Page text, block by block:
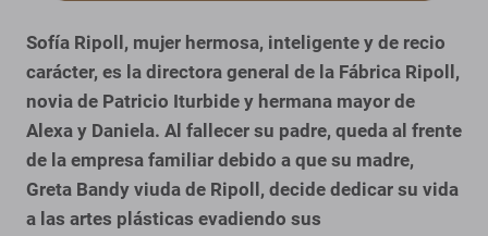
Sofía Ripoll, mujer hermosa, inteligente y de recio
carácter, es la directora general de la Fábrica Ripoll,
novia de Patricio Iturbide y hermana mayor de
Alexa y Daniela. Al fallecer su padre, queda al frente
de la empresa familiar debido a que su madre,
Greta Bandy viuda de Ripoll, decide dedicar su vida
a las artes plásticas evadiendo sus